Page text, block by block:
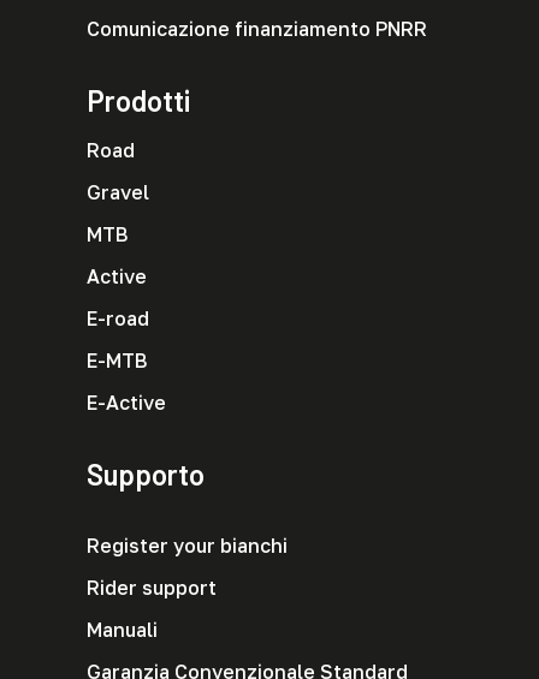
Comunicazione finanziamento PNRR
Prodotti
Road
Gravel
MTB
Active
E-road
E-MTB
E-Active
Supporto
Register your bianchi
Rider support
Manuali
Garanzia Convenzionale Standard